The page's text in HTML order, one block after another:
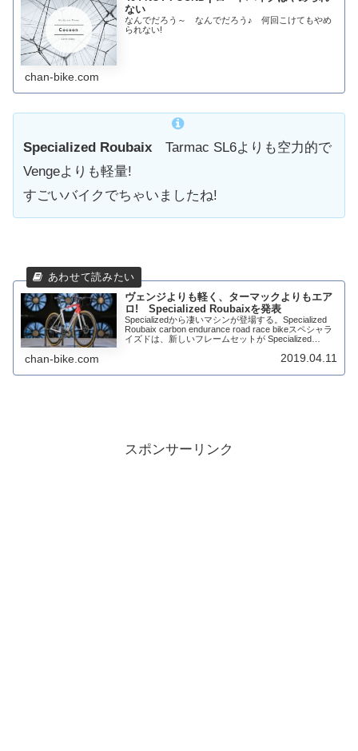
ない
なんでだろう～ なんでだろう♪ 何回こけてもやめ
られない!
chan-bike.com
Specialized Roubaix
Tarmac SL6よりも空力的で
Vengeよりも軽量!
すごいバイクでちゃいましたね!
ヴェンジよりも軽く、ターマックよりもエア
ロ! Specialized Roubaixを発表
Specializedから凄いマシンが登場する。Specialized
Roubaix carbon endurance road race bikeスペシャラ
イズドは、新しいフレームセットが Specialized
chan-bike.com 2019.04.11
スポンサーリンク